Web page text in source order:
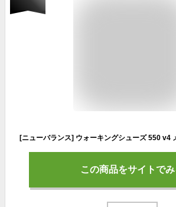
この商品をサイトで